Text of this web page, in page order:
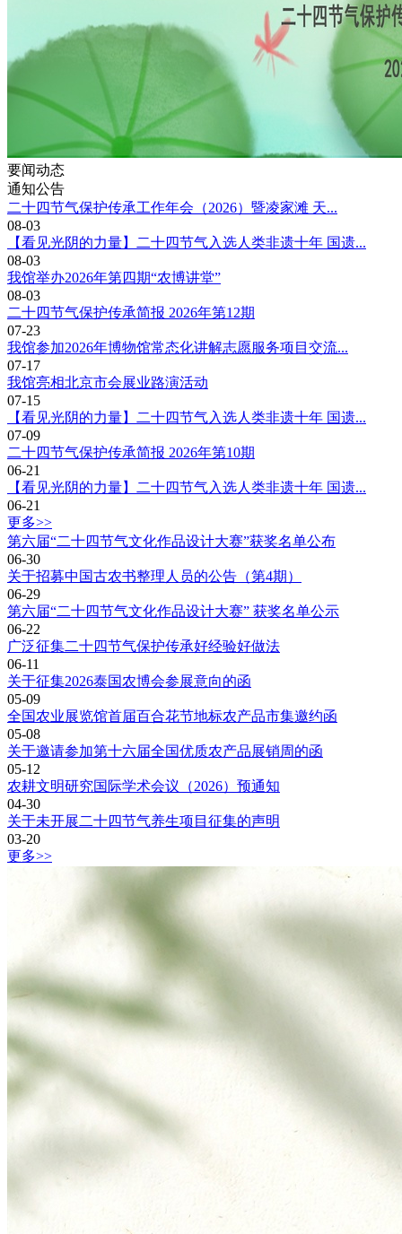
要闻动态
通知公告
二十四节气保护传承工作年会（2026）暨凌家滩 天...
08-03
【看见光阴的力量】二十四节气入选人类非遗十年 国遗...
08-03
我馆举办2026年第四期“农博讲堂”
08-03
二十四节气保护传承简报 2026年第12期
07-23
我馆参加2026年博物馆常态化讲解志愿服务项目交流...
07-17
我馆亮相北京市会展业路演活动
07-15
【看见光阴的力量】二十四节气入选人类非遗十年 国遗...
07-09
二十四节气保护传承简报 2026年第10期
06-21
【看见光阴的力量】二十四节气入选人类非遗十年 国遗...
06-21
更多>>
第六届“二十四节气文化作品设计大赛”获奖名单公布
06-30
关于招募中国古农书整理人员的公告（第4期）
06-29
第六届“二十四节气文化作品设计大赛” 获奖名单公示
06-22
广泛征集二十四节气保护传承好经验好做法
06-11
关于征集2026泰国农博会参展意向的函
05-09
全国农业展览馆首届百合花节地标农产品市集邀约函
05-08
关于邀请参加第十六届全国优质农产品展销周的函
05-12
农耕文明研究国际学术会议（2026）预通知
04-30
关于未开展二十四节气养生项目征集的声明
03-20
更多>>